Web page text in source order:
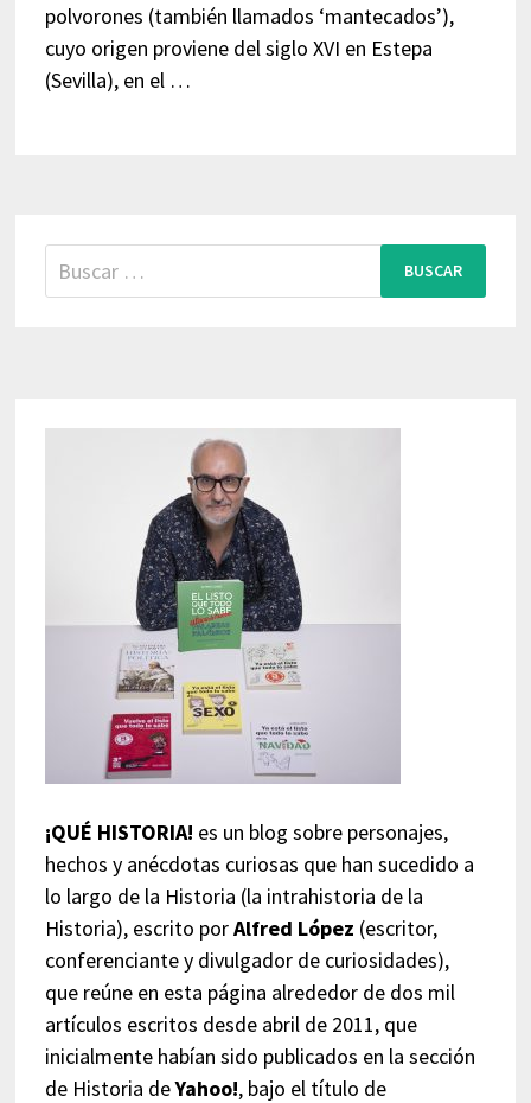
polvorones (también llamados ‘mantecados’),
cuyo origen proviene del siglo XVI en Estepa
(Sevilla), en el …
Buscar:
¡QUÉ HISTORIA! es un blog sobre personajes,
hechos y anécdotas curiosas que han sucedido a
lo largo de la Historia (la intrahistoria de la
Historia), escrito porAlfred López (escritor,
conferenciante y divulgador de curiosidades),
que reúne en esta página alrededor de dos mil
artículos escritos desde abril de 2011, que
inicialmente habían sido publicados en la sección
de Historia deYahoo!, bajo el título de